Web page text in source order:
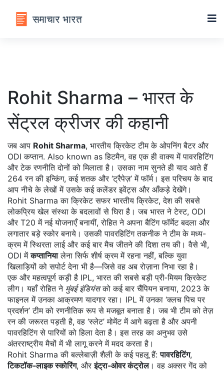
Rohit Sharma – भारत के
सेंट्रल क्रीजर की कहानी
जब आप Rohit Sharma, भारतीय क्रिकेट टीम के ओपनिंग बैटर और
ODI कप्तान. Also known asहिटमैन, वह एक ही वाक्य में पावरहिटिंग
और टेक रणनीति दोनों को मिलाता है। उसका नाम सुनते ही याद आते हैं
264 रन की इन्किंग, कई शतक और ‘ट्रैपेज़’ में फॉर्म। इस परिचय के बाद
आप नीचे के लेखों में उसके कई कलेंडर इवेंट्स और आँकड़े देखेंगे।
Rohit Sharma का क्रिकेट सफर भारतीय क्रिकेट,देश की सबसे
लोकप्रिय खेल संस्था के बदलावों से घिरा है। जब भारत ने टेस्ट, ODI
और T20 में नई योजनाएँ बनायीं, रोहित ने अपना बैटिंग फॉर्मेट बदला और
लगातार बड़े स्कोर बनाये। उसकी पावरहिटिंग तकनीक ने टीम के मध्य-
क्रम में स्थिरता लाई और कई बार मैच जीतने की दिशा तय की। वैसे भी,
ODI मेंकप्तानियालेना सिर्फ शीर्ष क्रम में रहना नहीं, बल्कि युवा
खिलाड़ियों को सपोर्ट देना भी है—जिसे वह अब रोज़ाना निभा रहा है।
एक और महत्वपूर्ण कड़ी है IPL, भारत की सबसे बड़ी प्री‑मियम क्रिकेट
लीग। यहाँ रोहित ने मुंबई इंडियंसको कई बार चैंपियन बनाया, 2023 के
फाइनल में उनका आक्रमण यादगार रहा। IPL में उनका ‘क्लच पिच पर
प्रदर्शन’ टीम को रणनीतिक रूप से मजबूत बनाता है। जब भी टीम को तेज़
रन की जरूरत पड़ती है, वह ‘स्लेट’ मोमेंट में आगे बढ़ता है और अपनी
पावरहिटिंग से पारियों को हिला देता है। इस तरह का अनुभव उसे
अंतरराष्ट्रीय मैचों में भी लागू करने में मदद करता है।
Rohit Sharma की बल्लेबाज़ी शैली के कई पहलू हैं:पावरहिटिंग,
टिकटॉक‑लाइक स्कोरिंग, औरइंट्रा‑ओवर कंट्रोल। वह अक्सर गेंद को